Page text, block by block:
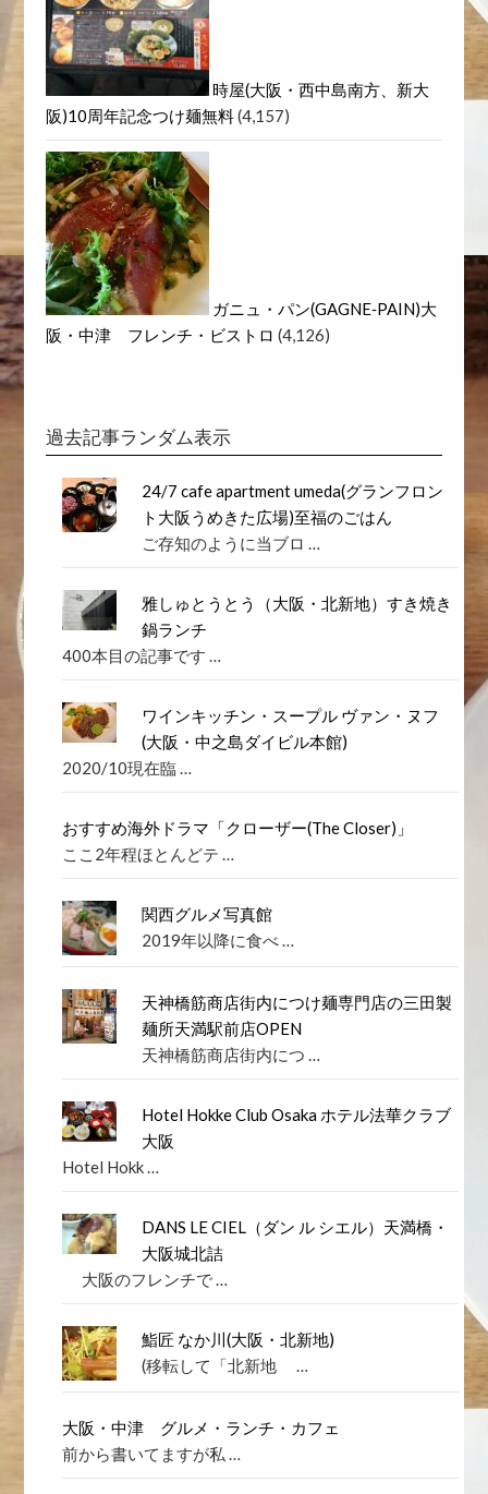
時屋(大阪・西中島南方、新大
阪)10周年記念つけ麺無料(4,157)
ガニュ・パン(GAGNE‐PAIN)大
阪・中津 フレンチ・ビストロ (4,126)
過去記事ランダム表示
24/7 cafe apartment umeda(グランフロン
ト大阪うめきた広場)至福のごはん
ご存知のように当ブロ …
雅しゅとうとう（大阪・北新地）すき焼き
鍋ランチ
400本目の記事です …
ワインキッチン・スープル ヴァン・ヌフ
(大阪・中之島ダイビル本館)
2020/10現在臨 …
おすすめ海外ドラマ「クローザー(The Closer)」
ここ2年程ほとんどテ …
関西グルメ写真館
2019年以降に食べ …
天神橋筋商店街内につけ麺専門店の三田製
麺所天満駅前店OPEN
天神橋筋商店街内につ …
Hotel Hokke Club Osaka ホテル法華クラブ
大阪
Hotel Hokk …
DANS LE CIEL（ダン ル シエル）天満橋・
大阪城北詰
大阪のフレンチで …
鮨匠 なか川(大阪・北新地)
(移転して「北新地 …
大阪・中津 グルメ・ランチ・カフェ
前から書いてますが私 …